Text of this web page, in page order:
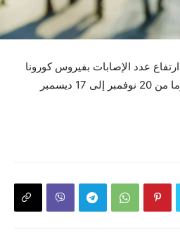
عدد الإصابات بفيروس كورونا
بنسبة 52% خلال فترة 28 يوما من 20 نوفمبر إلى 17 ديسمبر